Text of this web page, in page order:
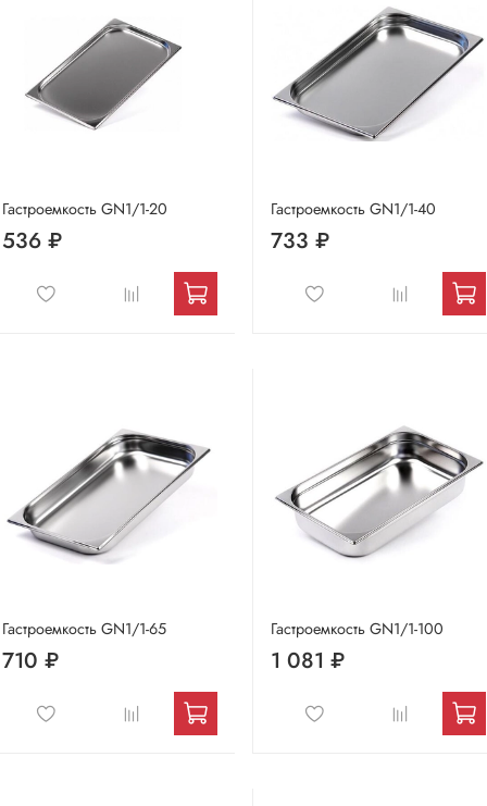
Гастроемкость GN1/1-20
536 ₽
Гастроемкость GN1/1-40
733 ₽
Гастроемкость GN1/1-65
710 ₽
Гастроемкость GN1/1-100
1 081 ₽